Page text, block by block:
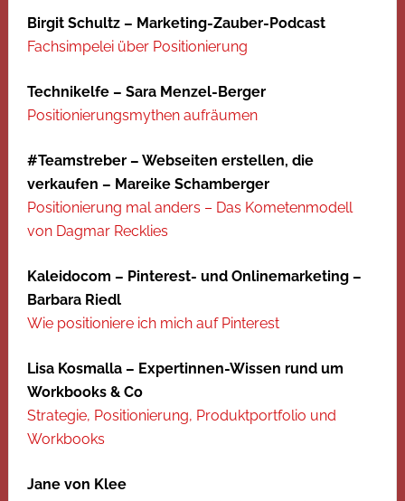
Birgit Schultz – Marketing-Zauber-Podcast
Fachsimpelei über Positionierung
Technikelfe – Sara Menzel-Berger
Positionierungsmythen aufräumen
#Teamstreber – Webseiten erstellen, die
verkaufen – Mareike Schamberger
Positionierung mal anders – Das Kometenmodell
von Dagmar Recklies
Kaleidocom – Pinterest- und Onlinemarketing –
Barbara Riedl
Wie positioniere ich mich auf Pinterest
Lisa Kosmalla – Expertinnen-Wissen rund um
Workbooks & Co
Strategie, Positionierung, Produktportfolio und
Workbooks
Jane von Klee